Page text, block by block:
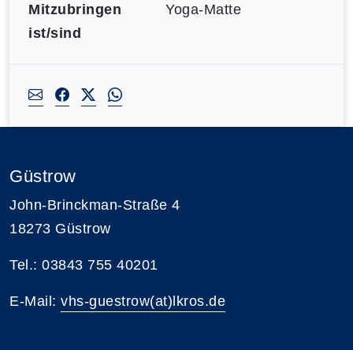
Mitzubringen
ist/sind
Yoga-Matte
Güstrow
John-Brinckman-Straße 4
18273 Güstrow
Tel.: 03843 755 40201
E-Mail: vhs-guestrow(at)lkros.de